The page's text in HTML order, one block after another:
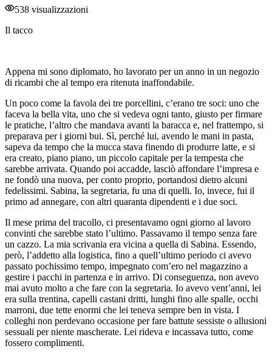
538 visualizzazioni
Il tacco
Appena mi sono diplomato, ho lavorato per un anno in un negozio
di ricambi che al tempo era ritenuta inaffondabile.
Un poco come la favola dei tre porcellini, c’erano tre soci: uno che
faceva la bella vita, uno che si vedeva ogni tanto, giusto per firmare
le pratiche, l’altro che mandava avanti la baracca e, nel frattempo, si
preparava per i giorni bui. Sì, perché lui, avendo le mani in pasta,
sapeva da tempo che la mucca stava finendo di produrre latte, e si
era creato, piano piano, un piccolo capitale per la tempesta che
sarebbe arrivata. Quando poi accadde, lasciò affondare l’impresa e
ne fondò una nuova, per conto proprio, portandosi dietro alcuni
fedelissimi. Sabina, la segretaria, fu una di quelli. Io, invece, fui il
primo ad annegare, con altri quaranta dipendenti e i due soci.
Il mese prima del tracollo, ci presentavamo ogni giorno al lavoro
convinti che sarebbe stato l’ultimo. Passavamo il tempo senza fare
un cazzo. La mia scrivania era vicina a quella di Sabina. Essendo,
però, l’addetto alla logistica, fino a quell’ultimo periodo ci avevo
passato pochissimo tempo, impegnato com’ero nel magazzino a
gestire i pacchi in partenza e in arrivo. Di conseguenza, non avevo
mai avuto molto a che fare con la segretaria. Io avevo vent’anni, lei
era sulla trentina, capelli castani dritti, lunghi fino alle spalle, occhi
marroni, due tette enormi che lei teneva sempre ben in vista. I
colleghi non perdevano occasione per fare battute sessiste o allusioni
sessuali per niente mascherate. Lei rideva e incassava tutto, come
fossero complimenti.